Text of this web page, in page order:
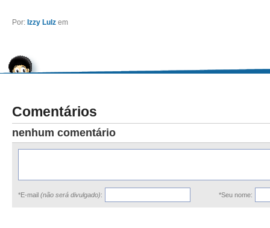
Por: Izzy Lulz em
Comentários
nenhum comentário
*E-mail (não será divulgado): *Seu nome: